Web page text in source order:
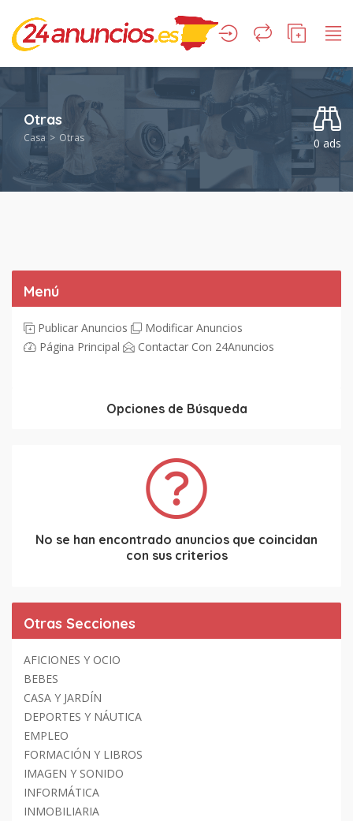
Otras
Casa Otras 0 ads
Menú
Publicar Anuncios
Modificar Anuncios
Página Principal
Contactar Con 24Anuncios
Opciones de Búsqueda
No se han encontrado anuncios que coincidan
con sus criterios
Otras Secciones
AFICIONES Y OCIO
BEBES
CASA Y JARDÍN
DEPORTES Y NÁUTICA
EMPLEO
FORMACIÓN Y LIBROS
IMAGEN Y SONIDO
INFORMÁTICA
INMOBILIARIA